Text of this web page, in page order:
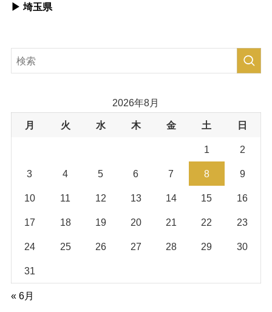
▶︎ 埼玉県
2026年8月
月 火 水 木 金 土 日
1 2
3 4 5 6 7 8 9
10 11 12 13 14 15 16
17 18 19 20 21 22 23
24 25 26 27 28 29 30
31
« 6月